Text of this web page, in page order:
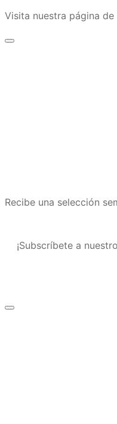
Visita nuestra página
Recibe una selección
¡Subscríbete a